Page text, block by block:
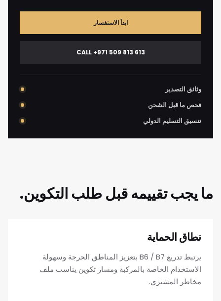
ابدأ الاستفسار
CALL +971 509 813 613
وثائق التصدير
فحص ما قبل الشحن
تنسيق التسليم الدولي
ما يجب تقييمه قبل طلب التكوين.
نطاق الحماية
يرتبط تدريع B6 / B7 بتعزيز المناطق الحرجة وسهولة
الاستخدام الخاصة بالمركبة ومسار تكوين يناسب ملف
مخاطر المشتري.